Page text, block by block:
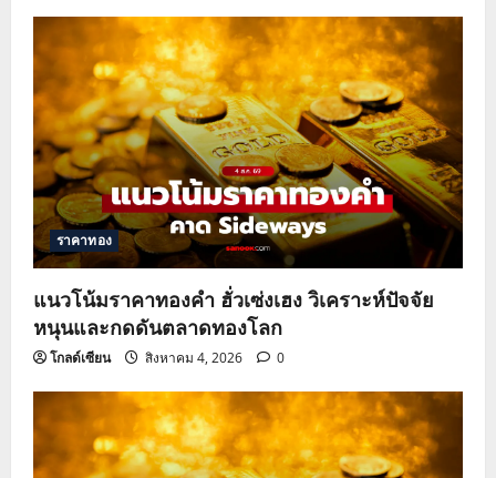
ราคาทอง
แนวโน้มราคาทองคำ ฮั่วเซ่งเฮง วิเคราะห์ปัจจัย
หนุนและกดดันตลาดทองโลก
โกลด์เซียน สิงหาคม 4, 2026 0